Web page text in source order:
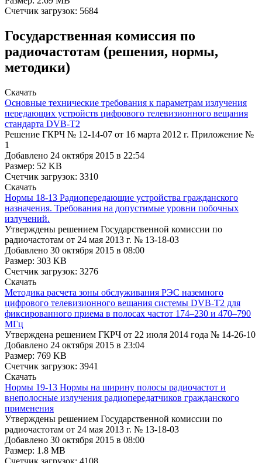
Счетчик загрузок: 5684
Государственная комиссия по
радиочастотам (решения, нормы,
методики)
Cкачать
Основные технические требования к параметрам излучения
передающих устройств цифрового телевизионного вещания
стандарта DVB-T2
Решение ГКРЧ № 12-14-07 от 16 марта 2012 г. Приложение №
1
Добавлено 24 октября 2015 в 22:54
Размер: 52 KB
Счетчик загрузок: 3310
Cкачать
Нормы 18-13 Радиопередающие устройства гражданского
назначения. Требования на допустимые уровни побочных
излучений.
Утверждены решением Государственной комиссии по
радиочастотам от 24 мая 2013 г. № 13-18-03
Добавлено 30 октября 2015 в 08:00
Размер: 303 KB
Счетчик загрузок: 3276
Cкачать
Методика расчета зоны обслуживания РЭС наземного
цифрового телевизионного вещания системы DVB-T2 для
фиксированного приема в полосах частот 174–230 и 470–790
МГц
Утверждена решением ГКРЧ от 22 июля 2014 года № 14-26-10
Добавлено 24 октября 2015 в 23:04
Размер: 769 KB
Счетчик загрузок: 3941
Cкачать
Нормы 19-13 Нормы на ширину полосы радиочастот и
внеполосные излучения радиопередатчиков гражданского
применения
Утверждены решением Государственной комиссии по
радиочастотам от 24 мая 2013 г. № 13-18-03
Добавлено 30 октября 2015 в 08:00
Размер: 1.8 MB
Счетчик загрузок: 4108